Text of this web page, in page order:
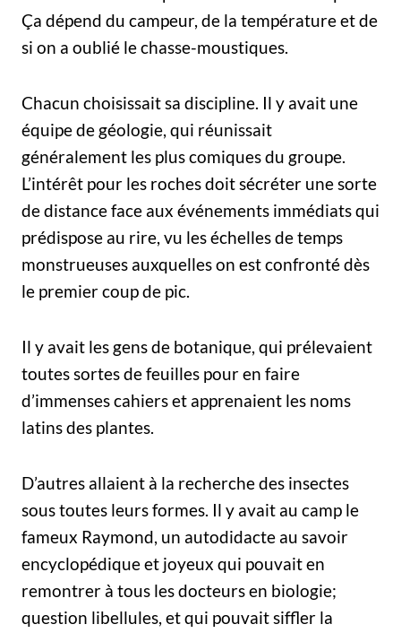
Ça dépend du campeur, de la température et de
si on a oublié le chasse-moustiques.
Chacun choisissait sa discipline. Il y avait une
équipe de géologie, qui réunissait
généralement les plus comiques du groupe.
L’intérêt pour les roches doit sécréter une sorte
de distance face aux événements immédiats qui
prédispose au rire, vu les échelles de temps
monstrueuses auxquelles on est confronté dès
le premier coup de pic.
Il y avait les gens de botanique, qui prélevaient
toutes sortes de feuilles pour en faire
d’immenses cahiers et apprenaient les noms
latins des plantes.
D’autres allaient à la recherche des insectes
sous toutes leurs formes. Il y avait au camp le
fameux Raymond, un autodidacte au savoir
encyclopédique et joyeux qui pouvait en
remontrer à tous les docteurs en biologie;
question libellules, et qui pouvait siffler la